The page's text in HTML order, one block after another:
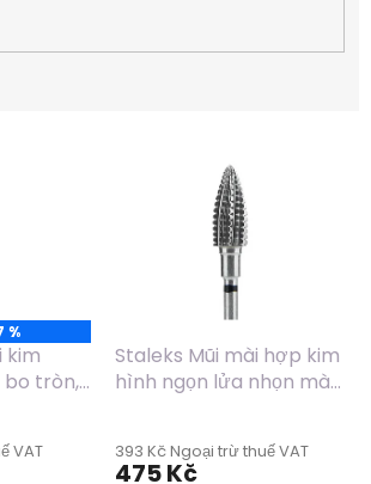
%
kim
tròn,
8
VAT
Staleks Mũi mài hợp kim
hình ngọn lửa nhọn màu
393 Kč Ngoại trừ thuế VAT
475 Kč